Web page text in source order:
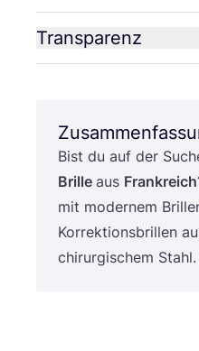
Transparenz
Bist du auf der
Bril­le aus Frank­reich
mit moder­nem
Kor­rek­ti­ons­bril­len
chir­ur­gi­schem